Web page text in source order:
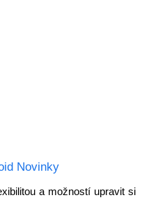
Novinky
a možností upravit si